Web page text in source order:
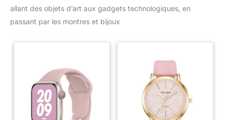
allant des objets d’art aux gadgets technologiques, en
passant par les montres et bijoux